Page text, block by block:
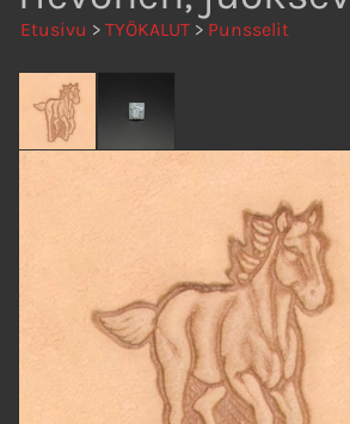
Etusivu > TYÖKALUT > Punsselit